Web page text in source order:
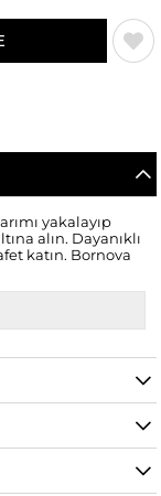
yakalayıp
alın. Dayanıklı
katın. Bornova